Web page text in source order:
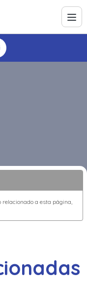
relacionado a esta página,